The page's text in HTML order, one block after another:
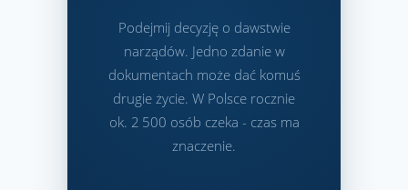
Podejmij decyzję o dawstwie
narządów. Jedno zdanie w
dokumentach może dać komuś
drugie życie. W Polsce rocznie
ok. 2 500 osób czeka - czas ma
znaczenie.